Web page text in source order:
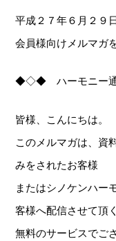
平成２７年６月２９
会員様向けメルマガ
◆◇◆ ハーモニー
皆様、こんにちは。
このメルマガは、資
みをされたお客様
またはシノケンハー
客様へ配信させて頂く
無料のサービスでご